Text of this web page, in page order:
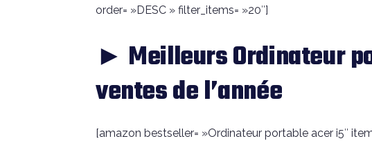
order= »DESC » filter_items= »20″]
► Meilleurs Ordinateur
ventes de l’année
[amazon bestseller= »Ordinateur portable acer i5″